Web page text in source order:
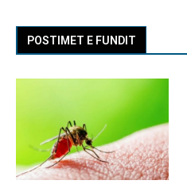
POSTIMET E FUNDIT